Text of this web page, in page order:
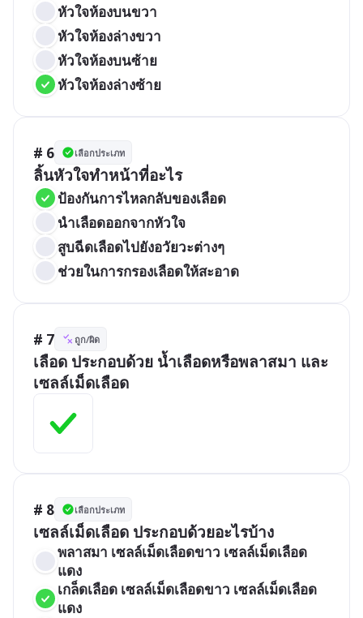
หัวใจห้องบนขวา
หัวใจห้องล่างขวา
หัวใจห้องบนซ้าย
หัวใจห้องล่างซ้าย
# 6 เลือกประเภท
ลิ้นหัวใจทำหน้าที่อะไร
ป้องกันการไหลกลับของเลือด
นำเลือดออกจากหัวใจ
สูบฉีดเลือดไปยังอวัยวะต่างๆ
ช่วยในการกรองเลือดให้สะอาด
# 7 ถูก/ผิด
เลือด ประกอบด้วย น้ำเลือดหรือพลาสมา และ
เซลล์เม็ดเลือด
# 8 เลือกประเภท
เซลล์เม็ดเลือด ประกอบด้วยอะไรบ้าง
พลาสมา เซลล์เม็ดเลือดขาว เซลล์เม็ดเลือด
แดง
เกล็ดเลือด เซลล์เม็ดเลือดขาว เซลล์เม็ดเลือด
แดง